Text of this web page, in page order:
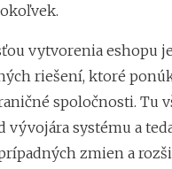
vytvorenia eshopu
riešení, ktoré
spoločnosti. Tu
vývojára systému a
zmien a